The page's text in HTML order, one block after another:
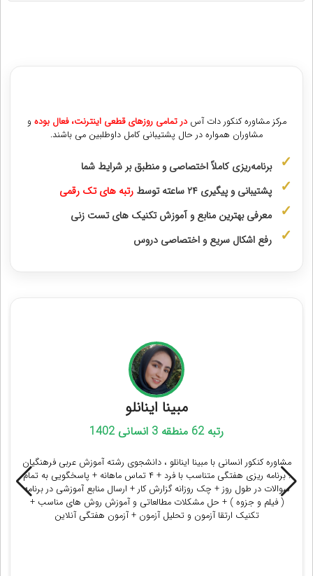
مرکز مشاوره کنکور دات آسدر تمامی روزهای قطعی اینترنت، فعال بوده و
مشاوران همواره در حال پشتیبانی کامل داوطلبین می باشند.
برنامه‌ریزی کاملاً اختصاصی و منطبق بر شرایط شما
پشتیبانی و پیگیری ۲۴ ساعته توسط
رتبه‌ های تک رقمی
معرفی بهترین منابع و آموزش تکنیک های تست زنی
رفع اشکال سریع و اختصاصی دروس
مبینا اینانلو
رتبه 62 منطقه 3 انسانی 1402
مشاوره کنکور انسانی با مبینا اینانلو ، دانشجوی رشته آموزش عربی فرهنگیان
: برنامه ریزی هفتگی متناسب با فرد + ۴ تماس ماهانه + پاسخگویی به تمام
سوالات در طول روز + چک روزانه گزارش کار + ارسال منابع آموزشی در برنامه
( فیلم و جزوه ) + حل مشکلات مطالعاتی و آموزش روش های مناسب +
تکنیک ارتقا آزمون و تحلیل آزمون + آزمون هفتگی آنلاین